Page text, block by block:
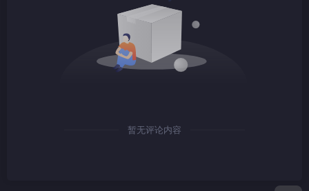
1080P
暂无评论内容